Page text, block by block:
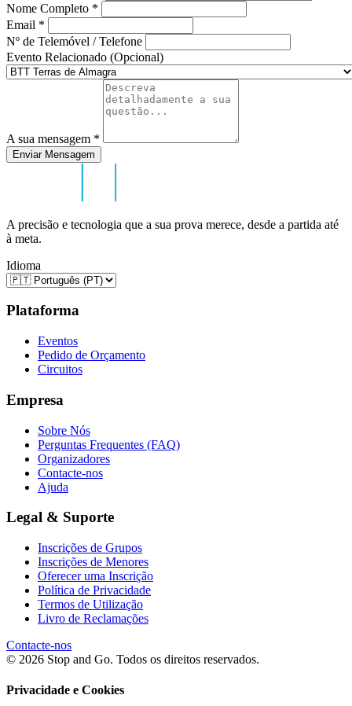
Nome Completo *
Email *
Nº de Telemóvel / Telefone
Evento Relacionado (Opcional)
A sua mensagem *
Enviar Mensagem
A precisão e tecnologia que a sua prova merece, desde a partida até
à meta.
Idioma
Plataforma
Eventos
Pedido de Orçamento
Circuitos
Empresa
Sobre Nós
Perguntas Frequentes (FAQ)
Organizadores
Contacte-nos
Ajuda
Legal & Suporte
Inscrições de Grupos
Inscrições de Menores
Oferecer uma Inscrição
Política de Privacidade
Termos de Utilização
Livro de Reclamações
Contacte-nos
© 2026 Stop and Go. Todos os direitos reservados.
Privacidade e Cookies